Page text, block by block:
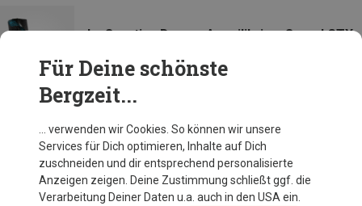
La Sportiva Damen Aequilibrium Speed GTX
Zur Produktseite
Für Deine schönste
Bergzeit...
… verwenden wir Cookies. So können wir unsere
Services für Dich optimieren, Inhalte auf Dich
zuschneiden und dir entsprechend personalisierte
Anzeigen zeigen. Deine Zustimmung schließt ggf. die
Verarbeitung Deiner Daten u.a. auch in den USA ein.